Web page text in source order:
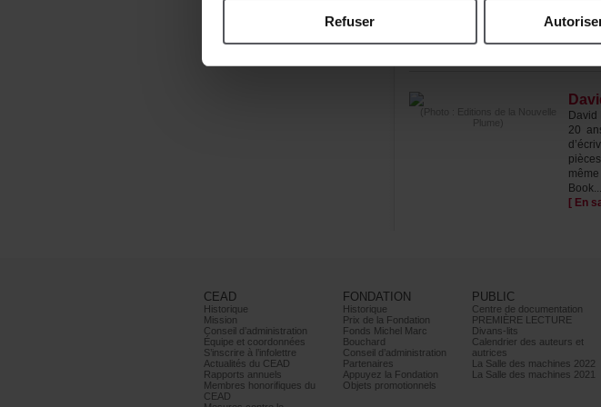
Refuser
(Photo:EditionsdelaNouvelle
Plume)
Book...
CEAD
Historique
Mission
Conseild’administration
Équipeetcoordonnées
S’inscrireàl’infolettre
ActualitésduCEAD
Rapportsannuels
Membreshonorifiquesdu
CEAD
FONDATION
Historique
PrixdelaFondation
FondsMichelMarc
Bouchard
Conseild’administration
Partenaires
AppuyezlaFondation
Objetspromotionnels
PUBLIC
Centrededocumentation
PREMIÈRELECTURE
Divans-lits
Calendrierdesauteurset
autrices
LaSalledesmachines2022
LaSalledesmachines2021